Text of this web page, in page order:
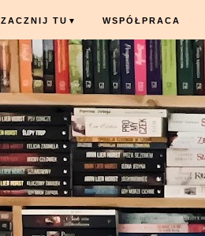
ZACZNIJ TU ▼ WSPÓŁPRACA